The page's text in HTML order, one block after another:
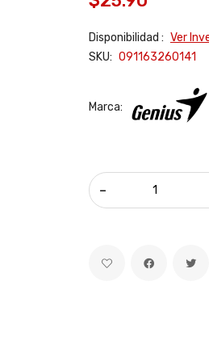
Disponibilidad : Ver
SKU: 091163260141
Marca:
-